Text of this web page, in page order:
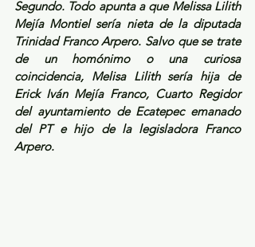
Segundo. Todo apunta a que Melissa Lilith
Mejía Montiel sería nieta de la diputada
Trinidad Franco Arpero. Salvo que se trate
de un homónimo o una curiosa
coincidencia, Melisa Lilith sería hija de
Erick Iván Mejía Franco, Cuarto Regidor
del ayuntamiento de Ecatepec emanado
del PT e hijo de la legisladora Franco
Arpero.